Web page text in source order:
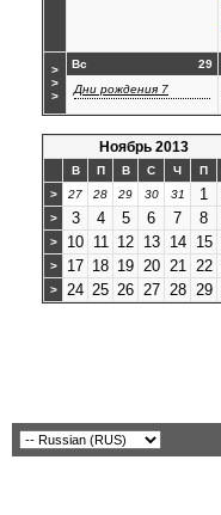
>
>
>
29
Вс
Дни рождения 7
Ноябрь 2013
В П В С Ч П
>
27 28 29 30 31 1
> 3 4 5 6 7 8
> 10 11 12 13 14 15
> 17 18 19 20 21 22
> 24 25 26 27 28 29